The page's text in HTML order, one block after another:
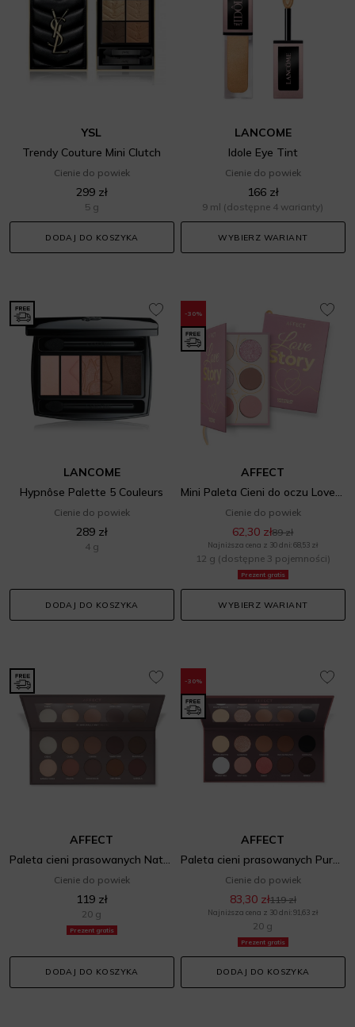
YSL
Trendy Couture Mini Clutch
Cienie do powiek
299 zł
5 g
DODAJ DO KOSZYKA
LANCOME
Idole Eye Tint
Cienie do powiek
166 zł
9 ml (dostępne 4 warianty)
WYBIERZ WARIANT
LANCOME
Hypnôse Palette 5 Couleurs
Cienie do powiek
289 zł
4 g
DODAJ DO KOSZYKA
-30%
Prezent gratis
AFFECT
Mini Paleta Cieni do oczu Love Story
Cienie do powiek
62,30 zł89 zł
Najniższa cena z 30 dni: 68,53 zł
12 g (dostępne 3 pojemności)
WYBIERZ WARIANT
Prezent gratis
AFFECT
Paleta cieni prasowanych Naturally Matt
Cienie do powiek
119 zł
20 g
DODAJ DO KOSZYKA
-30%
Prezent gratis
AFFECT
Paleta cieni prasowanych Pure Passion
Cienie do powiek
83,30 zł119 zł
Najniższa cena z 30 dni: 91,63 zł
20 g
DODAJ DO KOSZYKA